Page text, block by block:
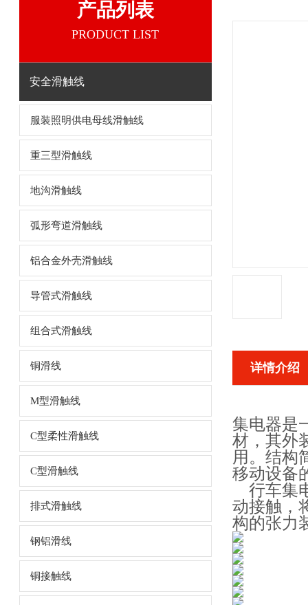
产品列表
PRODUCT LIST
安全滑触线
服装照明供电母线滑触线
重三型滑触线
地沟滑触线
弧形弯道滑触线
铝合金外壳滑触线
导管式滑触线
组合式滑触线
铜滑线
M型滑触线
C型柔性滑触线
C型滑触线
排式滑触线
钢铝滑线
铜接触线
详情介绍
集电器是
材，其外
用。结构
移动设备
行车集
动接触，
构的张力